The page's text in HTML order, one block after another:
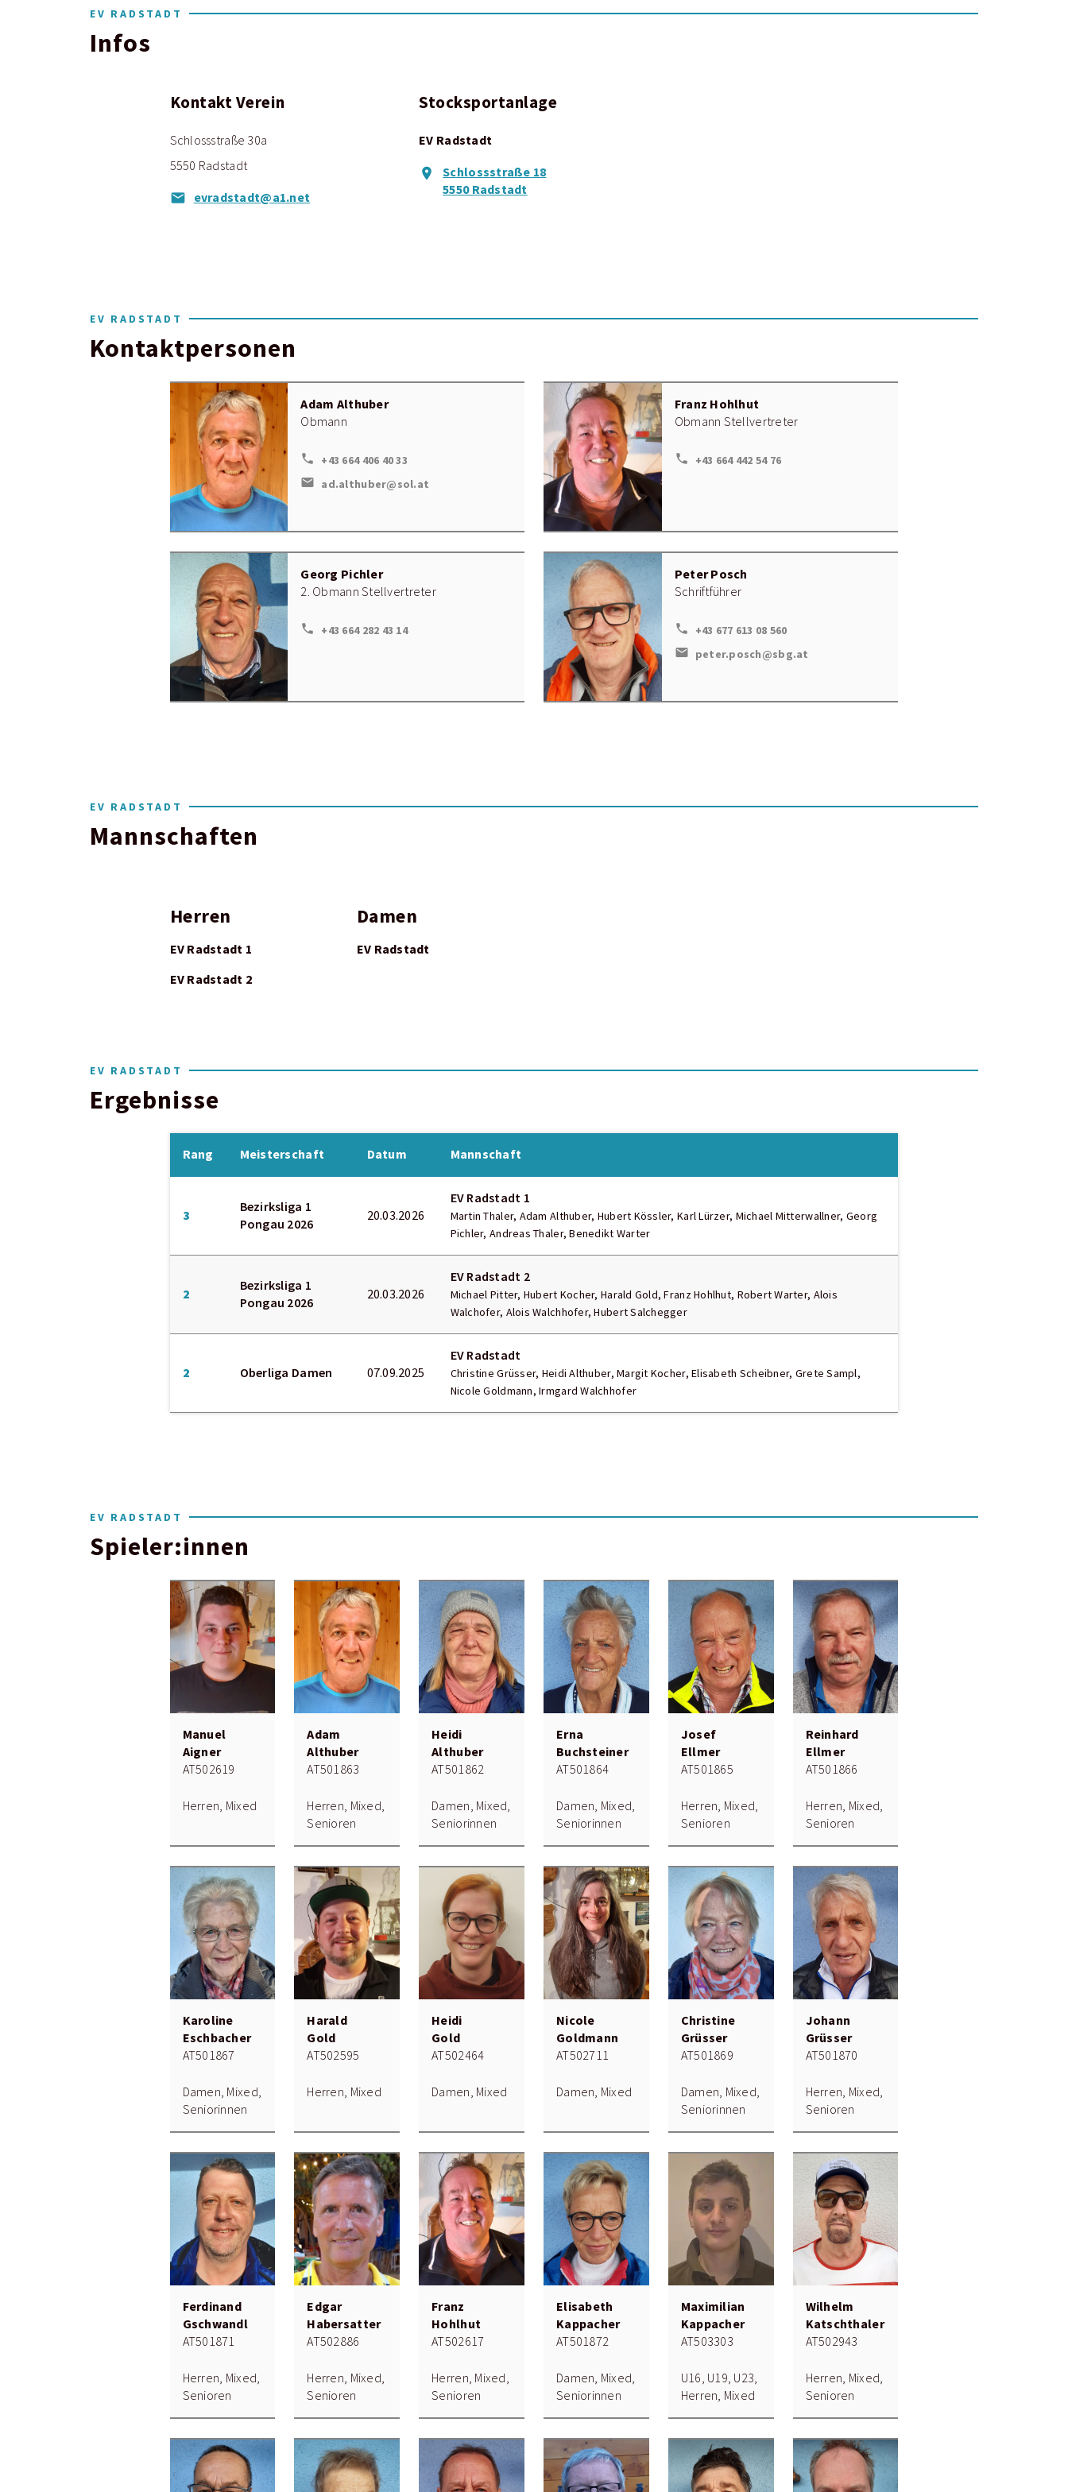
EV RADSTADT
Infos
Kontakt Verein
Schlossstraße 30a
5550 Radstadt
evradstadt@a1.net
Stocksportanlage
EV Radstadt
Schlossstraße 18
5550 Radstadt
EV RADSTADT
Kontaktpersonen
Adam Althuber
Obmann
local_phone
+43 664 406 40 33
mail ad.althuber@sol.at
Franz Hohlhut
Obmann Stellvertreter
local_phone +43 664 442 54 76
Georg Pichler
2. Obmann Stellvertreter
local_phone +43 664 282 43 14
Peter Posch
Schriftführer
local_phone
+43 677 613 08 560
mail peter.posch@sbg.at
EV RADSTADT
Mannschaften
Herren
EV Radstadt 1
EV Radstadt 2
Damen
EV Radstadt
EV RADSTADT
Ergebnisse
Rang Meisterschaft Datum Mannschaft
3
Bezirksliga 1
Pongau 2026
20.03.2026
EV Radstadt 1
Martin Thaler, Adam Althuber, Hubert Kössler, Karl Lürzer, Michael Mitterwallner, Georg
Pichler, Andreas Thaler, Benedikt Warter
2
Bezirksliga 1
Pongau 2026
20.03.2026
EV Radstadt 2
Michael Pitter, Hubert Kocher, Harald Gold, Franz Hohlhut, Robert Warter, Alois
Walchofer, Alois Walchhofer, Hubert Salchegger
2 Oberliga Damen 07.09.2025
EV Radstadt
Christine Grüsser, Heidi Althuber, Margit Kocher, Elisabeth Scheibner, Grete Sampl,
Nicole Goldmann, Irmgard Walchhofer
EV RADSTADT
Spieler:innen
Manuel
Aigner
AT502619
Herren, Mixed
Adam
Althuber
AT501863
Herren, Mixed,
Senioren
Heidi
Althuber
AT501862
Damen, Mixed,
Seniorinnen
Erna
Buchsteiner
AT501864
Damen, Mixed,
Seniorinnen
Josef
Ellmer
AT501865
Herren, Mixed,
Senioren
Reinhard
Ellmer
AT501866
Herren, Mixed,
Senioren
Karoline
Eschbacher
AT501867
Damen, Mixed,
Seniorinnen
Harald
Gold
AT502595
Herren, Mixed
Heidi
Gold
AT502464
Damen, Mixed
Nicole
Goldmann
AT502711
Damen, Mixed
Christine
Grüsser
AT501869
Damen, Mixed,
Seniorinnen
Johann
Grüsser
AT501870
Herren, Mixed,
Senioren
Ferdinand
Gschwandl
AT501871
Herren, Mixed,
Senioren
Edgar
Habersatter
AT502886
Herren, Mixed,
Senioren
Franz
Hohlhut
AT502617
Herren, Mixed,
Senioren
Elisabeth
Kappacher
AT501872
Damen, Mixed,
Seniorinnen
Maximilian
Kappacher
AT503303
U16, U19, U23,
Herren, Mixed
Wilhelm
Katschthaler
AT502943
Herren, Mixed,
Senioren